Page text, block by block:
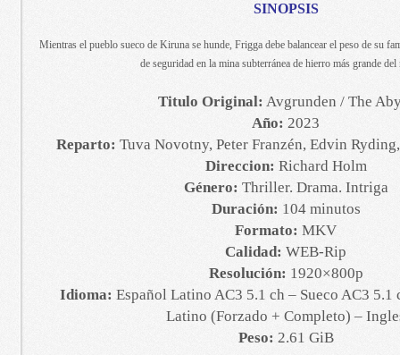
SINOPSIS
Mientras el pueblo sueco de Kiruna se hunde, Frigga debe balancear el peso de su
de seguridad en la mina subterránea de hierro más grande
Titulo Original: Avgrunden / The
Año: 2023
Reparto: Tuva Novotny, Peter Franzén, Edvin
Direccion: Richard Holm
Género: Thriller. Drama. Intriga
Duración: 104 minutos
Formato: MKV
Calidad: WEB-Rip
Resolución: 1920×800p
Idioma: Español Latino AC3 5.1 ch – Sueco AC3 5.1
Latino (Forzado + Completo) –
Peso: 2.61 GiB